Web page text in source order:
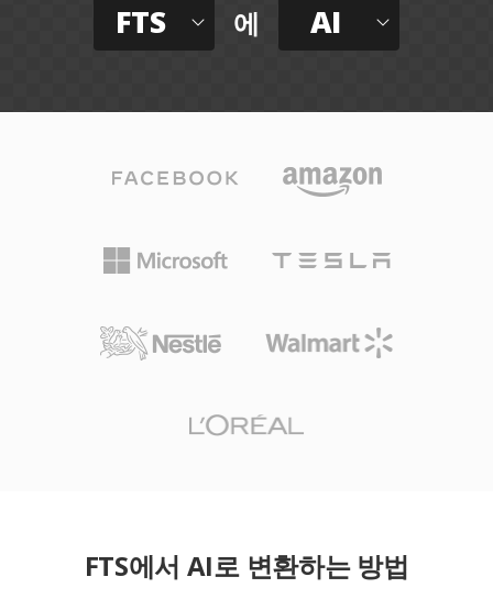
FTS 에 AI
FTS에서 AI로 변환하는 방법